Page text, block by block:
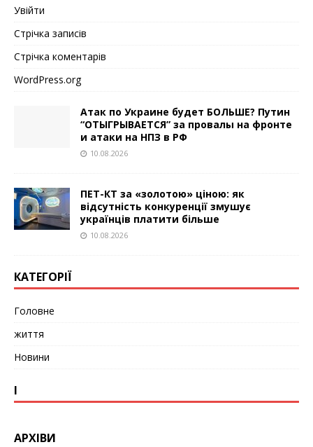
Увійти
Стрічка записів
Стрічка коментарів
WordPress.org
Атак по Украине будет БОЛЬШЕ? Путин
“ОТЫГРЫВАЕТСЯ” за провалы на фронте
и атаки на НПЗ в РФ
10.08.2026
ПЕТ-КТ за «золотою» ціною: як
відсутність конкуренції змушує
українців платити більше
10.08.2026
КАТЕГОРІЇ
Головне
життя
Новини
І
АРХІВИ